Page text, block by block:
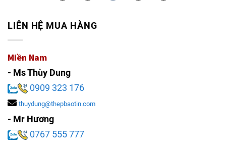
LIÊN HỆ MUA HÀNG
Miền Nam
- Ms Thùy Dung
0909 323 176
thuydung@thepbaotin.com
- Mr Hương
0767 555 777